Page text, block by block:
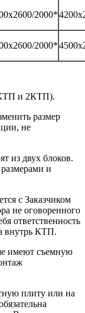
2000*
2000*
и 2КТП).
размер
не
из двух блоков.
и
с Заказчиком
не оговоренного
ответственность
внутрь КТП.
имеют съемную
плиту или на